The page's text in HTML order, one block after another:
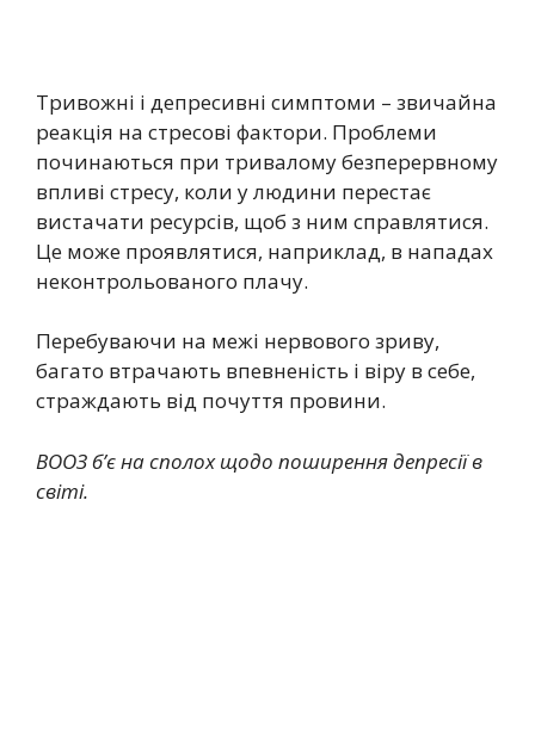
Тривожні і депресивні симптоми – звичайна
реакція на стресові фактори. Проблеми
починаються при тривалому безперервному
впливі стресу, коли у людини перестає
вистачати ресурсів, щоб з ним справлятися.
Це може проявлятися, наприклад, в нападах
неконтрольованого плачу.
Перебуваючи на межі нервового зриву,
багато втрачають впевненість і віру в себе,
страждають від почуття провини.
ВООЗ б’є на сполох щодо поширення депресії в
світі.